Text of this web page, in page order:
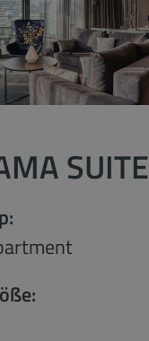
SUITE